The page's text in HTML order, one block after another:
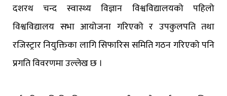
दशरथ चन्द स्वास्थ्य विज्ञान विश्वविद्यालयको पहिलो
विश्वविद्यालय सभा आयोजना गरिएको र उपकुलपति तथा
रजिस्ट्रार नियुक्तिका लागि सिफारिस समिति गठन गरिएको पनि
प्रगति विवरणमा उल्लेख छ ।